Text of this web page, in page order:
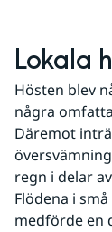
Lokala
Hösten blev
några
Däremot
regn i delar
Flödena i
medförde en